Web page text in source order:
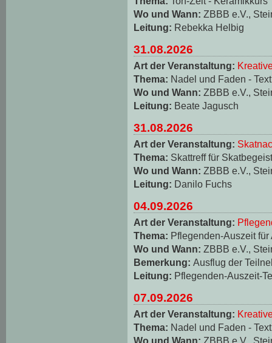
Wo und Wann: ZBBB e.V.,
Leitung: Rebekka Helbig
31.08.2026
Art der Veranstaltung:
Thema: Nadel und Faden -
Wo und Wann: ZBBB e.V.,
Leitung: Beate Jagusch
31.08.2026
Art der Veranstaltung:
Thema: Skattreff für
Wo und Wann: ZBBB e.V.,
Leitung: Danilo Fuchs
04.09.2026
Art der Veranstaltung:
Thema: Pflegenden-Auszeit
Wo und Wann: ZBBB e.V.,
Bemerkung: Ausflug der
Leitung: Pflegenden-Auszeit-
07.09.2026
Art der Veranstaltung:
Thema: Nadel und Faden -
Wo und Wann: ZBBB e.V.,